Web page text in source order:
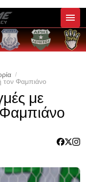
τον Φαμπιάνο
με